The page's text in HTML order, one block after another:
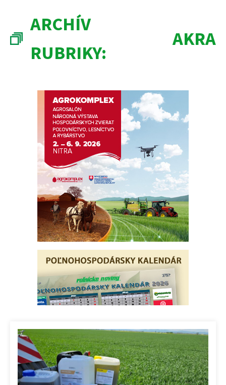
ARCHÍV
RUBRIKY:
AKRA